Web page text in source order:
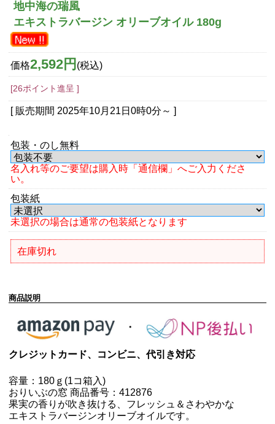
地中海の瑞風
エキストラバージン オリーブオイル 180g
価格2,592円 (税込)
[26ポイント進呈 ]
[ 販売期間 2025年10月21日0時0分 ～ ]
包装・のし無料
名入れ等のご要望は購入時「通信欄」へご入力くださ
い。
包装紙
未選択の場合は通常の包装紙となります
在庫切れ
商品説明
クレジットカード、コンビニ、代引き対応
容量：180ｇ(1コ箱入)
おりいぶの窓 商品番号：412876
果実の香りが吹き抜ける、フレッシュ＆さわやかな
エキストラバージンオリーブオイルです。